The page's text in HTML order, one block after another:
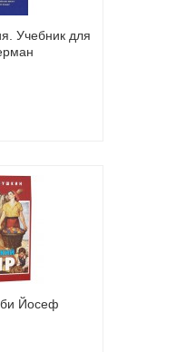
Учебник для
Йосеф